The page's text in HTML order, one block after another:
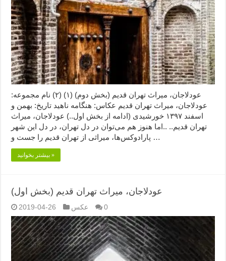
عودلاجان، میراث تهران قدیم (بخش دوم) (۱) (۲) نام مجموعه:
عودلاجان، میراث تهران قدیم عکاس: هنگامه ناهید تاریخ: بهمن و
اسفند ۱۳۹۷ خورشیدی (ادامه از بخش اول..) عودلاجان، میراث
تهران قدیم.. ..اما هنوز هم می‌توان در دل تهران، در دل این شهر
پارادوکس‌ها، میراثی از تهران قدیم را جست و …
بیشتر بخوانید »
عودلاجان، میراث تهران قدیم (بخش اول)
2019-04-26 عکس 0